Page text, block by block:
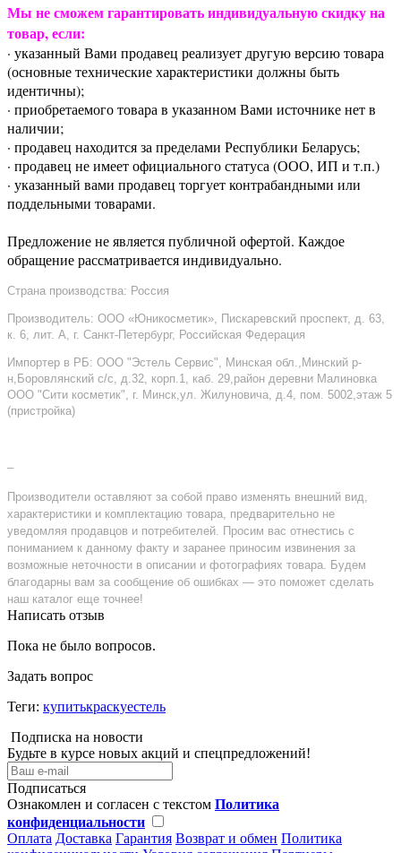
Мы не сможем гарантировать индивидуальную скидку на
товар, если:
· указанный Вами продавец реализует другую версию товара
(основные технические характеристики должны быть
идентичны);
· приобретаемого товара в указанном Вами источнике нет в
наличии;
· продавец находится за пределами Республики Беларусь;
· продавец не имеет официального статуса (ООО, ИП и т.п.)
· указанный вами продавец торгует контрабандными или
поддельными товарами.
Предложение не является публичной офертой. Каждое
обращение рассматривается индивидуально.
Страна производства: Россия
Производитель: ООО «Юникосметик», Пискаревский проспект, д. 63,
к. 6, лит. А, г. Санкт-Петербург, Российская Федерация
Импортер в РБ: ООО "Эстель Сервис", Минская обл.,Минский р-
н,Боровлянский с/с, д.32, корп.1, каб. 29,район деревни Малиновка
ООО "Сити косметик", г. Минск,ул. Жилуновича, д.4, пом. 5002,этаж 5
(пристройка)
–
Производители оставляют за собой право изменять внешний вид,
характеристики и комплектацию товара, предварительно не
уведомляя продавцов и потребителей. Просим вас отнестись с
пониманием к данному факту и заранее приносим извинения за
возможные неточности в описании и фотографиях товара. Будем
благодарны вам за сообщение об ошибках — это поможет сделать
наш каталог еще точнее!
Написать отзыв
Пока не было вопросов.
Задать вопрос
Теги: купитькраскуестель
Подписка на новости
Будьте в курсе новых акций и спецпредложений!
Подписаться
Ознакомлен и согласен с текстом Политика
конфиденциальности
Оплата Доставка Гарантия Возврат и обмен Политика